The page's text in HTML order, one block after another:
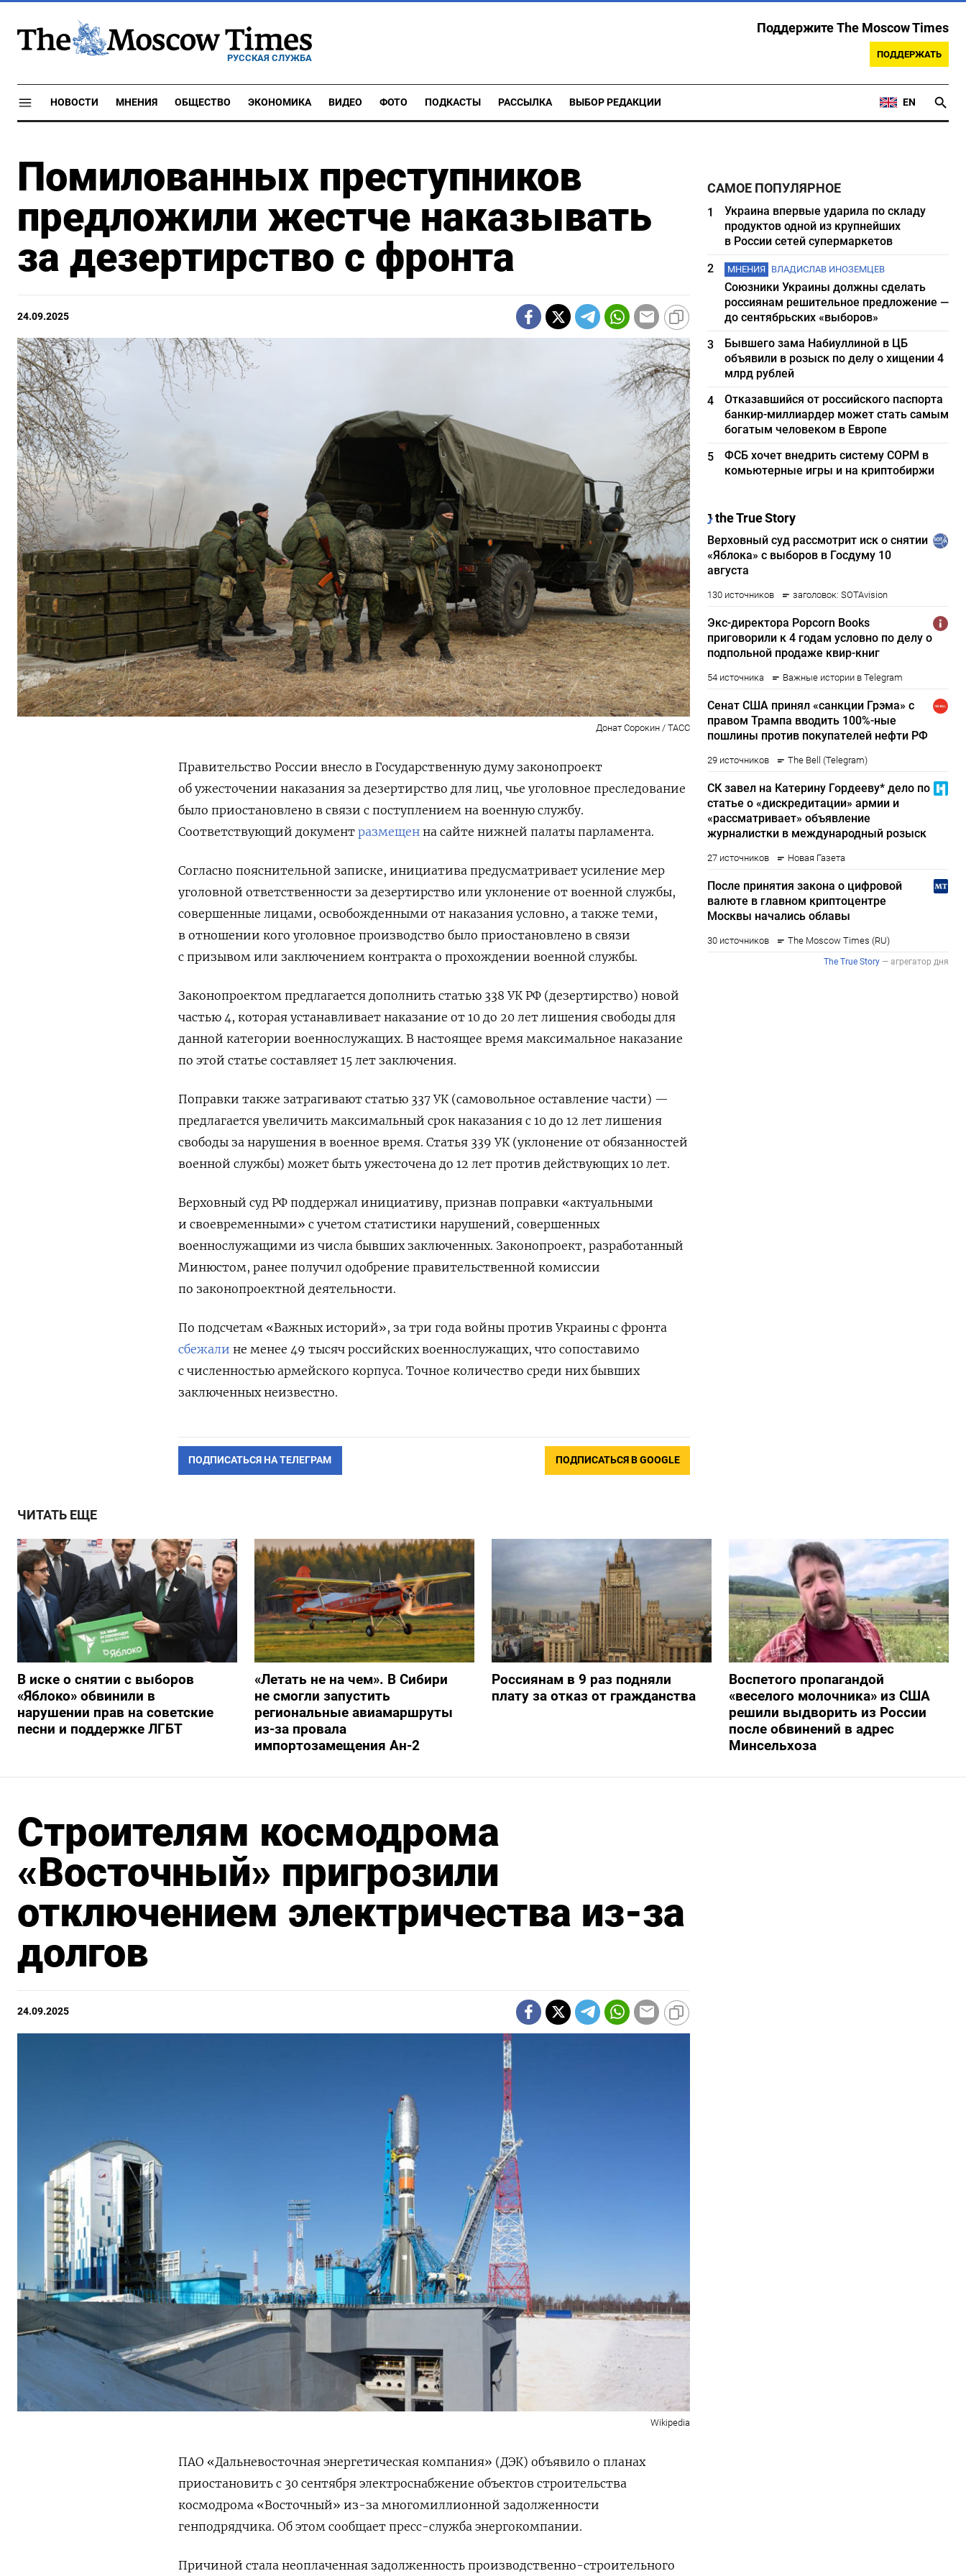
РУССКАЯ СЛУЖБА
Поддержите The Moscow Times
ПОДДЕРЖАТЬ
НОВОСТИ МНЕНИЯ ОБЩЕСТВО ЭКОНОМИКА ВИДЕО ФОТО ПОДКАСТЫ РАССЫЛКА ВЫБОР РЕДАКЦИИ EN
Помилованных преступников
предложили жестче наказывать
за дезертирство с фронта
24.09.2025
Донат Сорокин / ТАСС
Правительство России внесло в Государственную думу законопроект
об ужесточении наказания за дезертирство для лиц, чье уголовное преследование
было приостановлено в связи с поступлением на военную службу.
Соответствующий документ размещен на сайте нижней палаты парламента.
Согласно пояснительной записке, инициатива предусматривает усиление мер
уголовной ответственности за дезертирство или уклонение от военной службы,
совершенные лицами, освобожденными от наказания условно, а также теми,
в отношении кого уголовное производство было приостановлено в связи
с призывом или заключением контракта о прохождении военной службы.
Законопроектом предлагается дополнить статью 338 УК РФ (дезертирство) новой
частью 4, которая устанавливает наказание от 10 до 20 лет лишения свободы для
данной категории военнослужащих. В настоящее время максимальное наказание
по этой статье составляет 15 лет заключения.
Поправки также затрагивают статью 337 УК (самовольное оставление части) —
предлагается увеличить максимальный срок наказания с 10 до 12 лет лишения
свободы за нарушения в военное время. Статья 339 УК (уклонение от обязанностей
военной службы) может быть ужесточена до 12 лет против действующих 10 лет.
Верховный суд РФ поддержал инициативу, признав поправки «актуальными
и своевременными» с учетом статистики нарушений, совершенных
военнослужащими из числа бывших заключенных. Законопроект, разработанный
Минюстом, ранее получил одобрение правительственной комиссии
по законопроектной деятельности.
По подсчетам «Важных историй», за три года войны против Украины с фронта
сбежали не менее 49 тысяч российских военнослужащих, что сопоставимо
с численностью армейского корпуса. Точное количество среди них бывших
заключенных неизвестно.
ПОДПИСАТЬСЯ НА ТЕЛЕГРАМ ПОДПИСАТЬСЯ В GOOGLE
САМОЕ ПОПУЛЯРНОЕ
1
Украина впервые ударила по складу
продуктов одной из крупнейших
в России сетей супермаркетов
2
МНЕНИЯ ВЛАДИСЛАВ ИНОЗЕМЦЕВ
Союзники Украины должны сделать
россиянам решительное предложение —
до сентябрьских «выборов»
3
Бывшего зама Набиуллиной в ЦБ
объявили в розыск по делу о хищении 4
млрд рублей
4
Отказавшийся от российского паспорта
банкир-миллиардер может стать самым
богатым человеком в Европе
5
ФСБ хочет внедрить систему СОРМ в
комьютерные игры и на криптобиржи
ЧИТАТЬ ЕЩЕ
В иске о снятии с выборов
«Яблоко» обвинили в
нарушении прав на советские
песни и поддержке ЛГБТ
«Летать не на чем». В Сибири
не смогли запустить
региональные авиамаршруты
из-за провала
импортозамещения Ан-2
Россиянам в 9 раз подняли
плату за отказ от гражданства
Воспетого пропагандой
«веселого молочника» из США
решили выдворить из России
после обвинений в адрес
Минсельхоза
Строителям космодрома
«Восточный» пригрозили
отключением электричества из-за
долгов
24.09.2025
Wikipedia
ПАО «Дальневосточная энергетическая компания» (ДЭК) объявило о планах
приостановить с 30 сентября электроснабжение объектов строительства
космодрома «Восточный» из-за многомиллионной задолженности
генподрядчика. Об этом сообщает пресс-служба энергокомпании.
Причиной стала неоплаченная задолженность производственно-строительного